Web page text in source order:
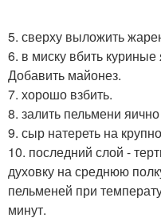
5. сверху выложить
6. в миску вбить
Добавить майонез.
7. хорошо взбить.
8. залить пельмени
9. сыр натереть на
10. последний слой -
духовку на среднюю
пельменей при
минут.